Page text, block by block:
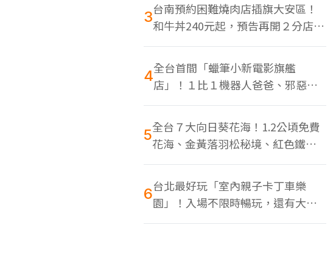
3台南預約困難燒肉店插旗大安區！
和牛丼240元起，預告再開２分店、
地點曝光
4全台首間「蠟筆小新電影旗艦
店」！１比１機器人爸爸、邪惡正
男，百款周邊買翻
5全台７大向日葵花海！1.2公頃免費
花海、金黃落羽松秘境、紅色鐵橋
同框
6台北最好玩「室內親子卡丁車樂
園」！入場不限時暢玩，還有大螢
幕Switch遊戲區